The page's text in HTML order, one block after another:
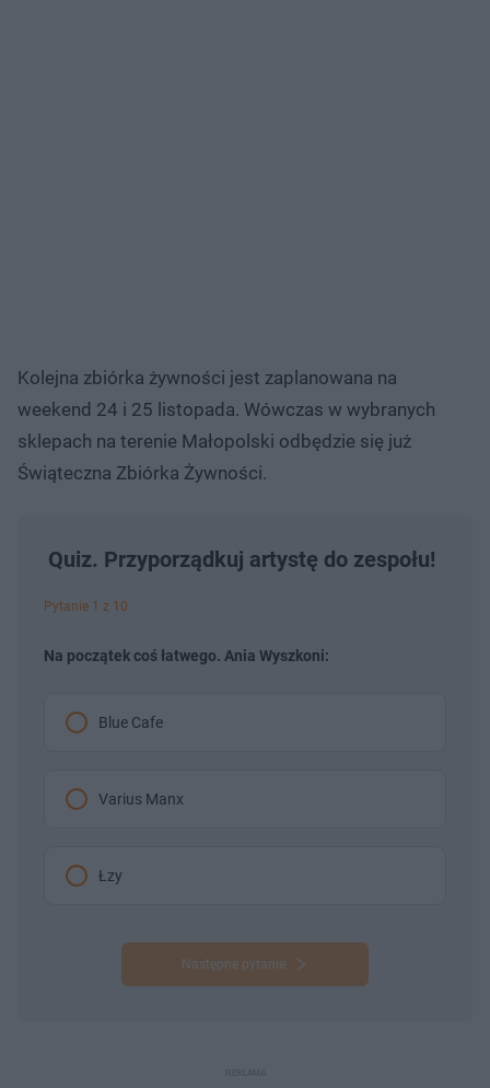
Kolejna zbiórka żywności jest zaplanowana na
weekend 24 i 25 listopada. Wówczas w wybranych
sklepach na terenie Małopolski odbędzie się już
Świąteczna Zbiórka Żywności.
Quiz. Przyporządkuj artystę do zespołu!
Pytanie 1 z 10
Na początek coś łatwego. Ania Wyszkoni:
Blue Cafe
Varius Manx
Łzy
Następne pytanie